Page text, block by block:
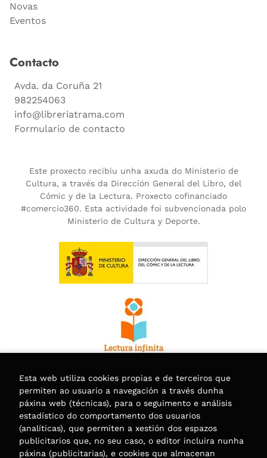
Novas
Eventos
Contacto
Avda. da Coruña 21
982254063
info@libreriatrama.com
Formulario de contacto
Este proxecto recibiu unha axuda do Ministerio de
Cultura, a través da Dirección General del Libro, del
Cómic y de la Lectura. Proxecto cofinanciado
#comercio360. Esta actividade foi subvencionada polo
Ministerio de Cultura y Deporte.
Esta web utiliza cookies propias e de terceiros que
permiten ao usuario a navegación a través dunha
páxina web (técnicas), para o seguimento e análisis
estadístico do comportamento dos usuarios
(analíticas), que permiten a xestión dos espazos
publicitarios que, no seu caso, o editor incluira nunha
páxina (publicitarias), e cookies que almacenan